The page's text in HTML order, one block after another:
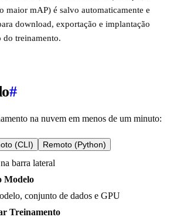
maior mAP) é salvo automaticamente e
download, exportação e implantação
do treinamento.
#
na nuvem em menos de um minuto:
(CLI) Remoto (Python)
barra lateral
Modelo
conjunto de dados e GPU
Treinamento